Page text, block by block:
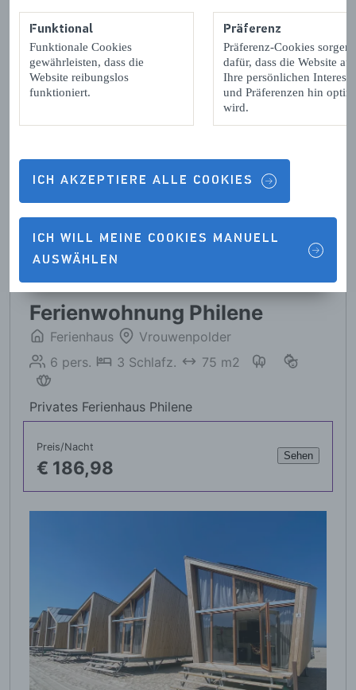
Funktional
Funktionale Cookies
gewährleisten, dass die
Website reibungslos
funktioniert.
Präferenz
Präferenz-Cookies sorgen
dafür, dass die Website auf
Ihre persönlichen
und Präferenzen hin
wird.
ICH AKZEPTIERE ALLE COOKIES
ICH WILL MEINE COOKIES MANUELL
AUSWÄHLEN